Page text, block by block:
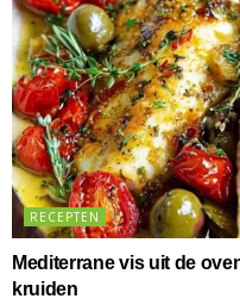
RECEPTEN
Mediterrane vis uit de
kruiden